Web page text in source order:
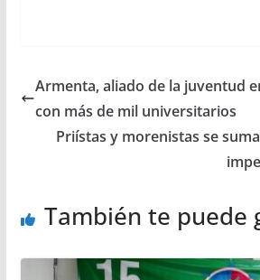
Armenta, aliado de la juventud
con más de mil universitarios
Priístas y morenistas se
También te puede